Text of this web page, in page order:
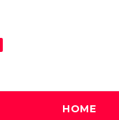
HOME